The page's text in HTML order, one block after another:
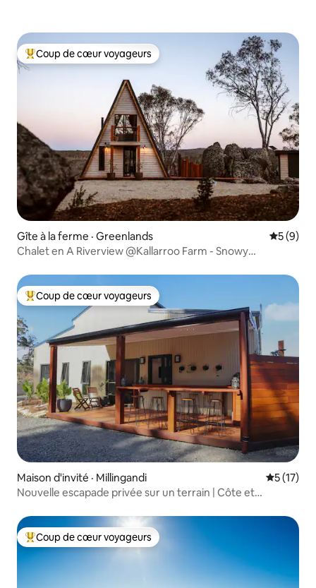
Coup de cœur voyageurs parmi les plus aimés
Coup de cœur voyageurs
Gîte à la ferme · Greenlands Note
5 (9)
Chalet en A Riverview @Kallarroo Farm - Snowy
Coup de cœur voyageurs parmi les plus aimés
Coup de cœur voyageurs
Maison d'invité · Millingandi Note
5 (17)
Nouvelle escapade privée sur un terrain | Côte et
Coup de cœur voyageurs parmi les plus aimés
Coup de cœur voyageurs